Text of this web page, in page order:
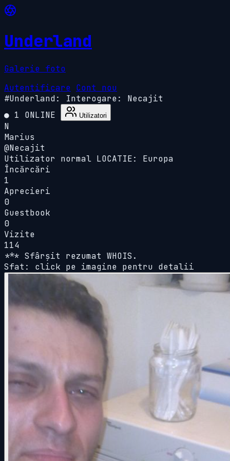
Underland
Galerie foto
Autentificare Cont nou
#Underland:
Interogare: Necajit
● 1 ONLINE
Utilizatori
N
Marius
@Necajit
Utilizator normal LOCATIE: Europa
Încărcări
1
Aprecieri
0
Guestbook
0
Vizite
114
*** Sfârșit rezumat WHOIS.
Sfat: click pe imagine pentru detalii